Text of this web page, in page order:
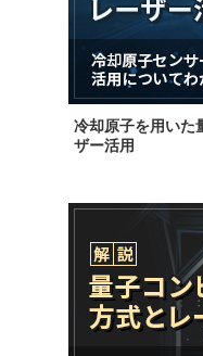
冷却原子を用いた
ザー活用